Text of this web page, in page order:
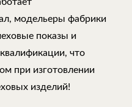
модельеры фабрики
показы и
что
при изготовлении
изделий!